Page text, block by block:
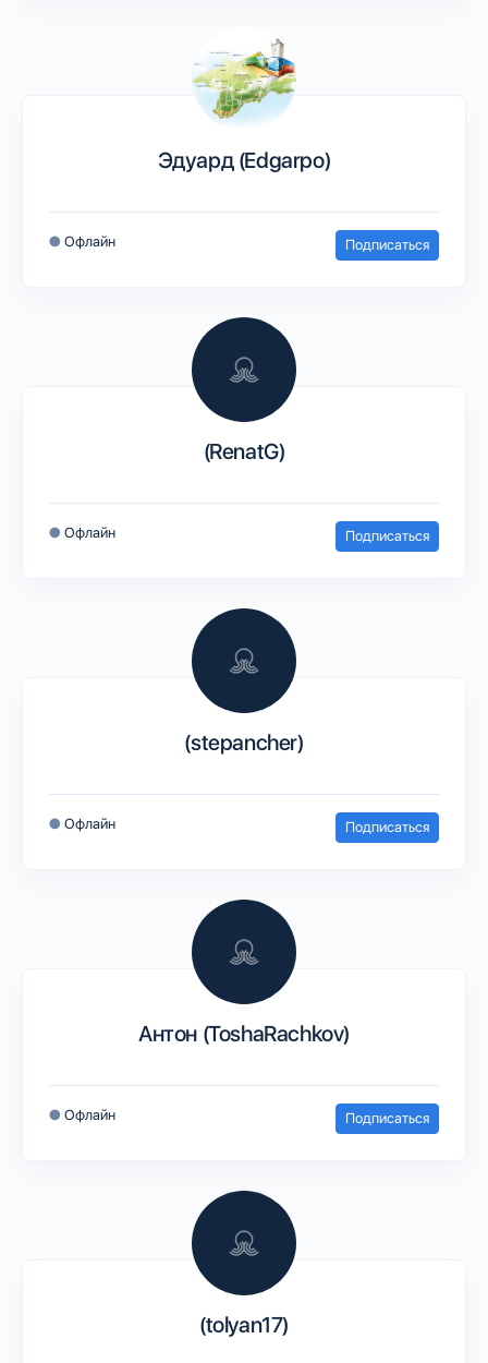
Эдуард (Edgarpo)
● Офлайн Подписаться
(RenatG)
● Офлайн Подписаться
(stepancher)
● Офлайн Подписаться
Антон (ToshaRachkov)
● Офлайн Подписаться
(tolyan17)